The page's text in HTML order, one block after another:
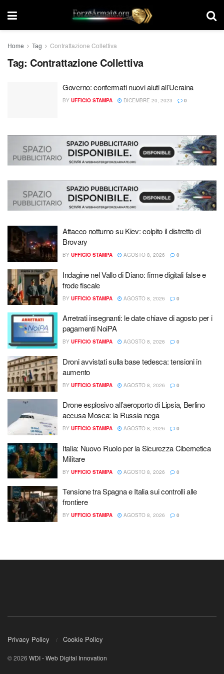
Home Tag Contrattazione Collettiva
Tag: Contrattazione Collettiva
Governo: confermati nuovi aiuti all’Ucraina
BY UFFICIO STAMPA DICEMBRE 20, 2023 0
Attacco notturno su Kiev: colpito il distretto di
Brovary
BY UFFICIO STAMPA AGOSTO 8, 2026 0
Indagine nel Vallo di Diano: firme digitali false e
frode fiscale
BY UFFICIO STAMPA AGOSTO 8, 2026 0
Arretrati insegnanti: le date chiave di agosto per i
pagamenti NoiPA
BY UFFICIO STAMPA AGOSTO 8, 2026 0
Droni avvistati sulla base tedesca: tensioni in
aumento
BY UFFICIO STAMPA AGOSTO 8, 2026 0
Drone esplosivo all’aeroporto di Lipsia, Berlino
accusa Mosca: la Russia nega
BY UFFICIO STAMPA AGOSTO 8, 2026 0
Italia: Nuovo Ruolo per la Sicurezza Cibernetica
Militare
BY UFFICIO STAMPA AGOSTO 8, 2026 0
Tensione tra Spagna e Italia sui controlli alle
frontiere
BY UFFICIO STAMPA AGOSTO 8, 2026 0
Privacy Policy Cookie Policy
© 2026 WDI - Web Digital Innovation